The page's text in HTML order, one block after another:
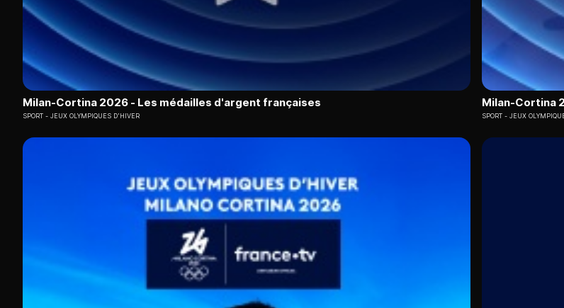
Milan-Cortina 2026 - Les médailles d'argent françaises
SPORT JEUX OLYMPIQUES D'HIVER
Milan-Cortina
SPORT JEUX